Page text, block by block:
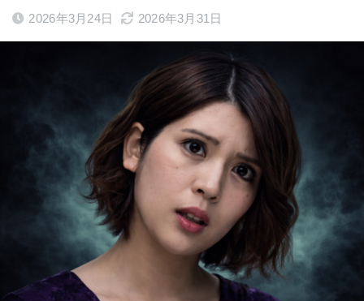
2026年3月24日 2026年3月31日